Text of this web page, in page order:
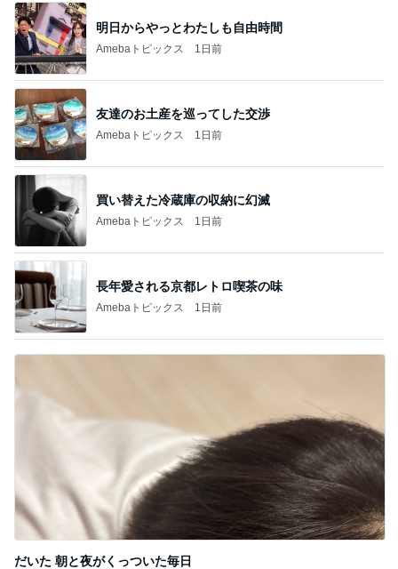
明日からやっとわたしも自由時間
Amebaトピックス 1日前
友達のお土産を巡ってした交渉
Amebaトピックス 1日前
買い替えた冷蔵庫の収納に幻滅
Amebaトピックス 1日前
長年愛される京都レトロ喫茶の味
Amebaトピックス 1日前
だいた 朝と夜がくっついた毎日